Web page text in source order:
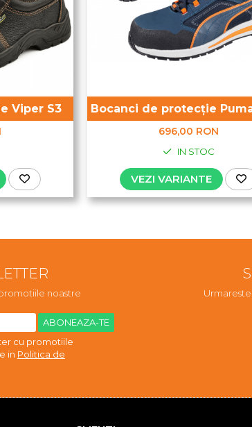
Viper S3 Bocanci de protecție
696,00 RON
IN STOC
VEZI VARIANTE
noastre
cu promotiile
in Politica de